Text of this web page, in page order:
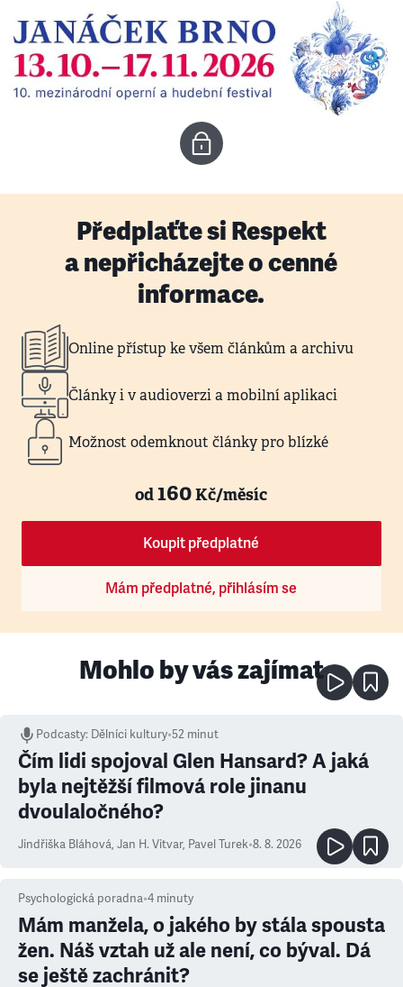
Předplaťte si Respekt
a nepřicházejte o cenné
informace.
Online přístup ke všem článkům a archivu
Články i v audioverzi a mobilní aplikaci
Možnost odemknout články pro blízké
od160Kč/měsíc
Koupit předplatné
Mám předplatné, přihlásím se
Mohlo by vás zajímat
Podcasty: Dělníci kultury•52 minut
Čím lidi spojoval Glen Hansard? A jaká
byla nejtěžší filmová role jinanu
dvoulaločného?
Jindřiška Bláhová, Jan H. Vitvar, Pavel Turek•8. 8. 2026
Psychologická poradna•4 minuty
Mám manžela, o jakého by stála spousta
žen. Náš vztah už ale není, co býval. Dá
se ještě zachránit?